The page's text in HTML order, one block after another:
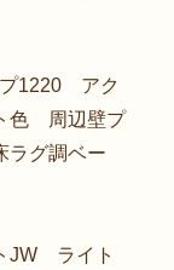
1220 アク
色 周辺壁プ
グ調ベー
JW ライト